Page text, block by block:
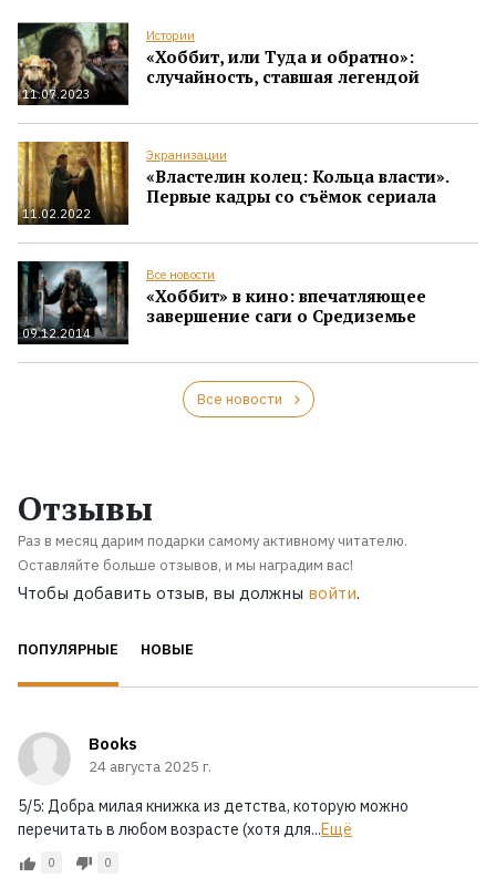
11.07.2023
Истории
«Хоббит, или Туда и обратно»:
случайность, ставшая легендой
11.02.2022
Экранизации
«Властелин колец: Кольца власти».
Первые кадры со съёмок сериала
09.12.2014
Все новости
«Хоббит» в кино: впечатляющее
завершение саги о Средиземье
Все новости
Отзывы
Раз в месяц дарим подарки самому активному читателю.
Оставляйте больше отзывов, и мы наградим вас!
Чтобы добавить отзыв, вы должны войти.
ПОПУЛЯРНЫЕ НОВЫЕ
Books
24 августа 2025 г.
5/5: Добра милая книжка из детства, которую можно
перечитать в любом возрасте (хотя для...Ещё
0 0